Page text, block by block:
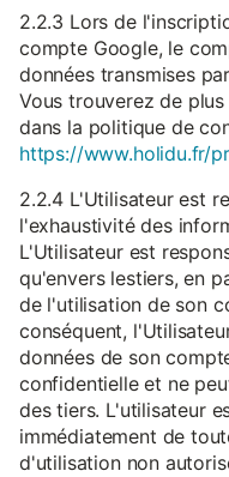
2.2.3 Lors de
compte Google, le
données transmises
Vous trouverez de
dans la politique de
https://www.holidu.fr/
2.2.4 L'Utilisateur est
l'exhaustivité des
L'Utilisateur est
qu'envers lestiers, en
de l'utilisation de son
conséquent,
données de son
confidentielle et ne
des tiers. L'utilisateur
immédiatement de
d'utilisation non